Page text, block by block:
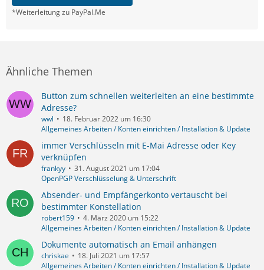
*Weiterleitung zu PayPal.Me
Ähnliche Themen
Button zum schnellen weiterleiten an eine bestimmte
Adresse?
wwl
18. Februar 2022 um 16:30
Allgemeines Arbeiten / Konten einrichten / Installation & Update
immer Verschlüsseln mit E-Mai Adresse oder Key
verknüpfen
frankyy
31. August 2021 um 17:04
OpenPGP Verschlüsselung & Unterschrift
Absender- und Empfängerkonto vertauscht bei
bestimmter Konstellation
robert159
4. März 2020 um 15:22
Allgemeines Arbeiten / Konten einrichten / Installation & Update
Dokumente automatisch an Email anhängen
chriskae
18. Juli 2021 um 17:57
Allgemeines Arbeiten / Konten einrichten / Installation & Update